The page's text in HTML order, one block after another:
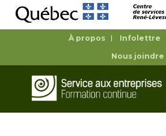
À propos Infolettre
Nous joindre